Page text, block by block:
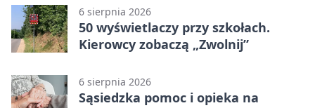
6 sierpnia 2026
50 wyświetlaczy przy szkołach.
Kierowcy zobaczą „Zwolnij”
6 sierpnia 2026
Sąsiedzka pomoc i opieka na